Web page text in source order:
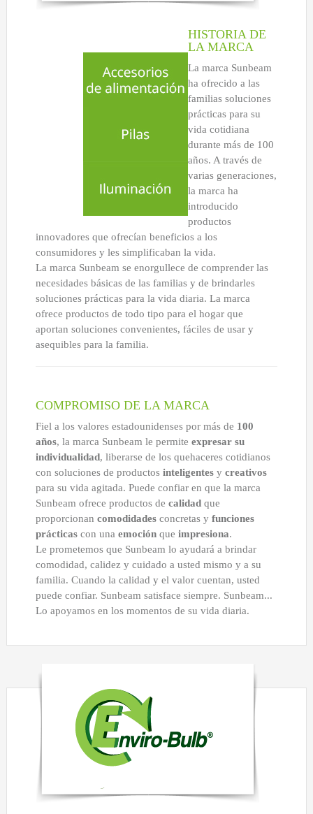
INCANDESCENTE
LINTERNAS Y FAROLES
BÁSICA DE INTERIOR
LED DE INTERIOR
LED DE EXTERIOR
LED DE TRABAJO
LÁMPARAS TÁCTILES
LUCES DE AMBIENTE
ACCESORIOS DE ALIMENTACIÓN
CABLES DE EXTENSIÓN
INTERIOR
EXTERIOR
BARRAS DE ALIMENTACIÓN
REGLETAS DE PARED Y TEMPORIZADORES
MARCAS
SUNBEAM
HOME LUMINAIRE
L’IMAGE HOME
MIGHTYBULB
QUIÉNES SOMOS
HISTORIA DE
LA MARCA
La marca Sunbeam
ha ofrecido a las
familias soluciones
prácticas para su
vida cotidiana
durante más de 100
años. A través de
varias generaciones,
la marca ha
introducido
productos
innovadores que ofrecían beneficios a los
consumidores y les simplificaban la vida.
La marca Sunbeam se enorgullece de comprender las
necesidades básicas de las familias y de brindarles
soluciones prácticas para la vida diaria. La marca
ofrece productos de todo tipo para el hogar que
aportan soluciones convenientes, fáciles de usar y
asequibles para la familia.
COMPROMISO DE LA MARCA
Fiel a los valores estadounidenses por más de 100
años, la marca Sunbeam le permite expresar su
individualidad, liberarse de los quehaceres cotidianos
con soluciones de productos inteligentesy creativos
para su vida agitada. Puede confiar en que la marca
Sunbeam ofrece productos de calidadque
proporcionan comodidadesconcretas y funciones
prácticascon una emociónque impresiona.
Le prometemos que Sunbeam lo ayudará a brindar
comodidad, calidez y cuidado a usted mismo y a su
familia. Cuando la calidad y el valor cuentan, usted
puede confiar. Sunbeam satisface siempre. Sunbeam...
Lo apoyamos en los momentos de su vida diaria.